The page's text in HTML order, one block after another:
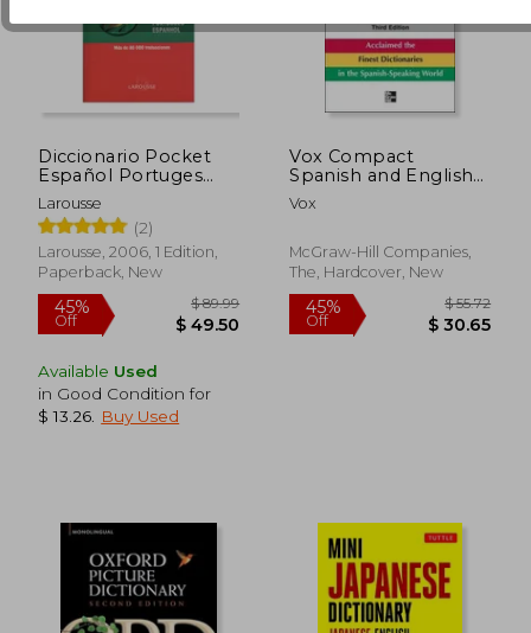
10%
Off $ 6.98
45%
Off $
Diccionario Pocket
Español Portuges
Portugues Espanhol
(in Spanish)
Larousse
(2)
Larousse, 2006, 1 Edition,
Paperback, New
Available Used
in Good Condition for
$ 13.26
Buy Used
Vox Compact
Spanish and English
Dictionary
Vox
McGraw-Hill Companies,
The, Hardcover, New